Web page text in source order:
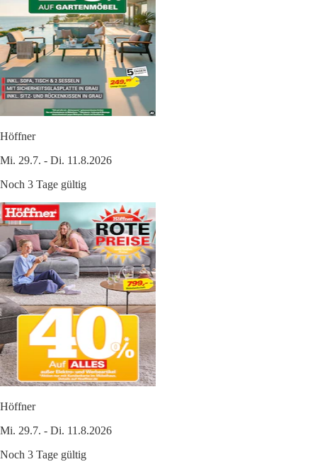
Höffner
Mi. 29.7. - Di. 11.8.2026
Noch 3 Tage gültig
Höffner
Mi. 29.7. - Di. 11.8.2026
Noch 3 Tage gültig